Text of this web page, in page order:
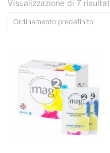
Visualizzazione di 7
Ordinamento predefinito